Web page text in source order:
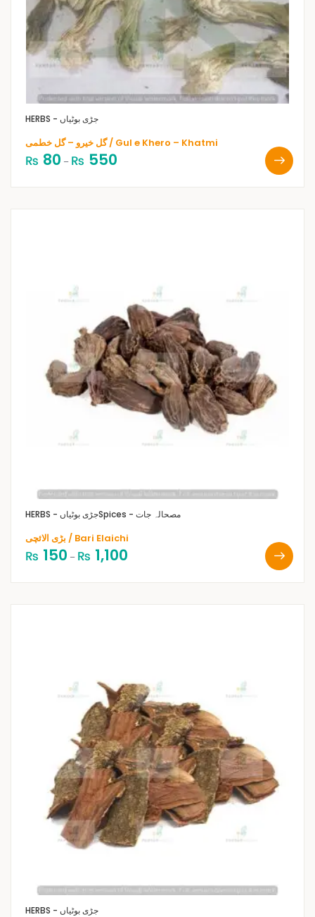
HERBS - جڑی بوٹیاں
گل خیرو – گل خطمی / Gul e Khero – Khatmi
₨ 80 – ₨ 550
HERBS - جڑی بوٹیاں Spices - مصحالہ جات
بڑی الائچی / Bari Elaichi
₨ 150 – ₨ 1,100
HERBS - جڑی بوٹیاں